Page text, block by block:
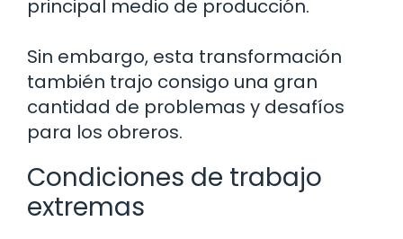
principal medio de producción.
Sin embargo, esta transformación
también trajo consigo una gran
cantidad de problemas y desafíos
para los obreros.
Condiciones de trabajo
extremas